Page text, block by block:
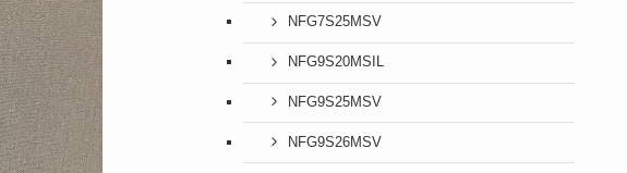
NFG7S25MSV
NFG9S20MSIL
NFG9S25MSV
NFG9S26MSV